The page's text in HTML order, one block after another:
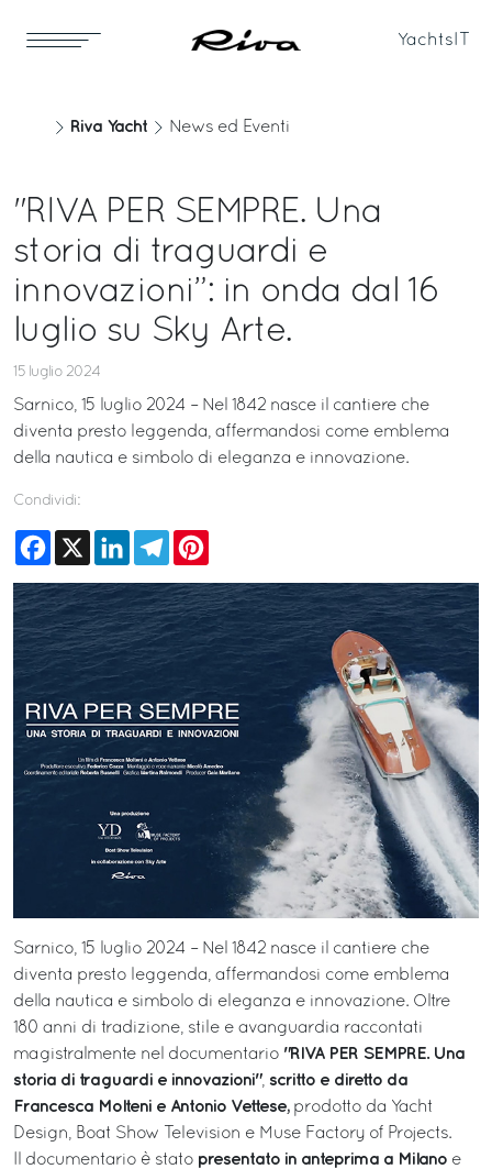
Yachts
Riva Yacht News ed Eventi
"RIVA PER SEMPRE. Una
storia di traguardi e
innovazioni”: in onda dal 16
luglio su Sky Arte.
15 luglio 2024
Sarnico, 15 luglio 2024 – Nel 1842 nasce il cantiere che
diventa presto leggenda, affermandosi come emblema
della nautica e simbolo di eleganza e innovazione.
Condividi:
Facebook
X LinkedInTelegram
Sarnico, 15 luglio 2024 – Nel 1842 nasce il cantiere che
diventa presto leggenda, affermandosi come emblema
della nautica e simbolo di eleganza e innovazione. Oltre
180 anni di tradizione, stile e avanguardia raccontati
magistralmente nel documentario "RIVA PER SEMPRE. Una
storia di traguardi e innovazioni", scritto e diretto da
Francesca Molteni e Antonio Vettese,prodotto da Yacht
Design, Boat Show Television e Muse Factory of Projects.
Il documentario è stato presentato in anteprima a Milano e